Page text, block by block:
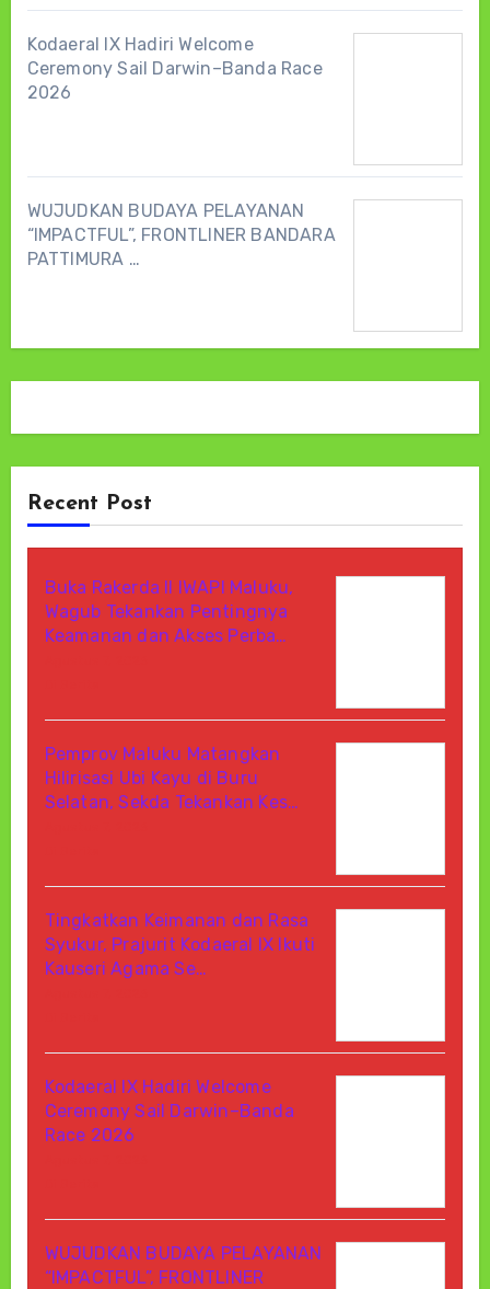
Kodaeral IX Hadiri Welcome
Ceremony Sail Darwin–Banda Race
2026
WUJUDKAN BUDAYA PELAYANAN
“IMPACTFUL”, FRONTLINER BANDARA
PATTIMURA …
Recent Post
Buka Rakerda II IWAPI Maluku,
Wagub Tekankan Pentingnya
Keamanan dan Akses Perba…
Pemprov Maluku Matangkan
Hilirisasi Ubi Kayu di Buru
Selatan, Sekda Tekankan Kes…
Tingkatkan Keimanan dan Rasa
Syukur, Prajurit Kodaeral IX Ikuti
Kauseri Agama Se…
Kodaeral IX Hadiri Welcome
Ceremony Sail Darwin–Banda
Race 2026
WUJUDKAN BUDAYA PELAYANAN
“IMPACTFUL”, FRONTLINER